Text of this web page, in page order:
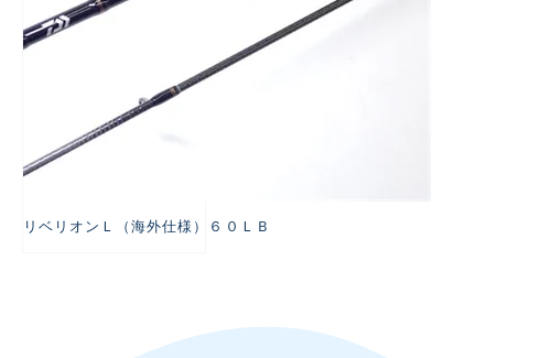
リベリオンＬ（海外仕様）６０ＬＢ